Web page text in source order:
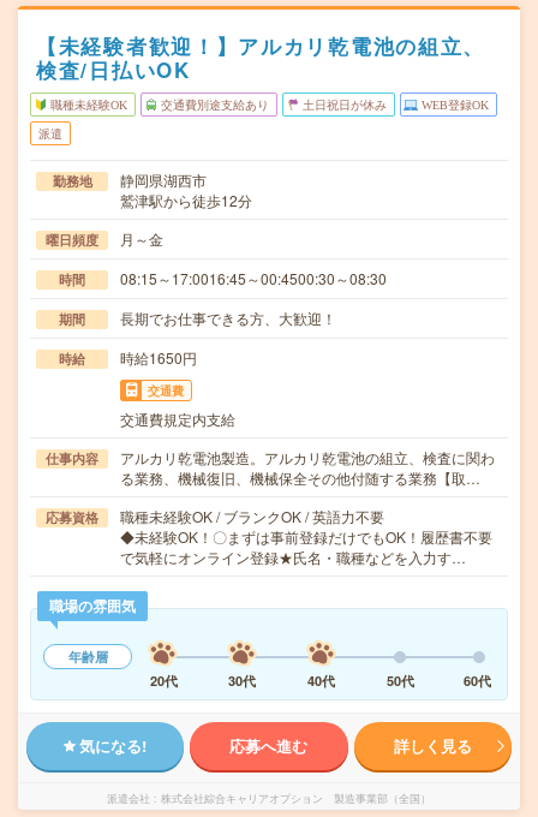
【未経験者歓迎！】アルカリ乾電池の組立、
検査/日払いOK
職種未経験OK 交通費別途支給あり 土日祝日が休み WEB登録OK
派遣
勤務地
静岡県湖西市
鷲津駅から徒歩12分
曜日頻度 月～金
時間 08:15～17:0016:45～00:4500:30～08:30
期間 長期でお仕事できる方、大歓迎！
時給 時給1650円
交通費
交通費規定内支給
仕事内容
アルカリ乾電池製造。アルカリ乾電池の組立、検査に関わ
る業務、機械復旧、機械保全その他付随する業務【取…
応募資格
職種未経験OK / ブランクOK / 英語力不要
◆未経験OK！〇まずは事前登録だけでもOK！履歴書不要
で気軽にオンライン登録★氏名・職種などを入力す…
職場の雰囲気
年齢層
20代
30代 40代 50代 60代
気になる! 応募へ進む 詳しく見る
派遣会社 株式会社綜合キャリアオプション 製造事業部（全国）